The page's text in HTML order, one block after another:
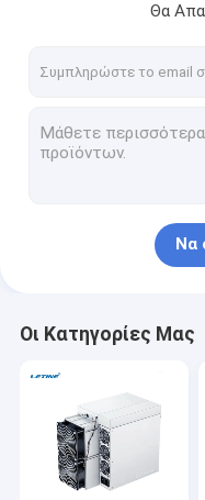
Επισκεψή
Έλεγχος ποιότητας
Ανθρακωρύχος
Παγωτοειδής
Θα
Να
Οι Κατηγορίες Μας